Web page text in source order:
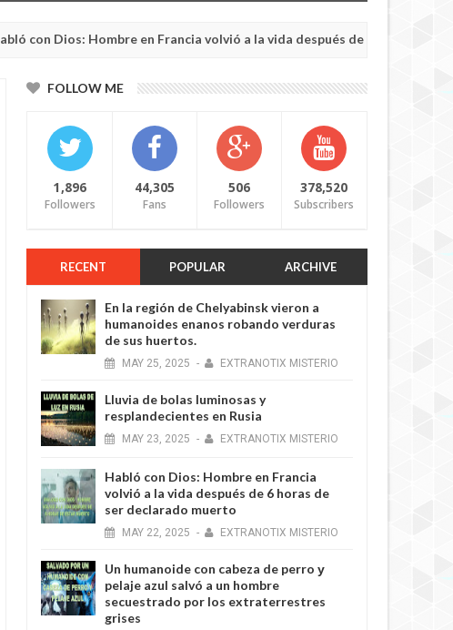
Dios: Hombre en Francia volvió a la vida después de 6 horas de ser
FOLLOW ME
1,896
Followers
44,305
Fans
506
Followers
378,520
Subscribers
RECENT POPULAR ARCHIVE
En la región de Chelyabinsk vieron a
humanoides enanos robando verduras
de sus huertos.
MAY 25, 2025 - EXTRANOTIX MISTERIO
Lluvia de bolas luminosas y
resplandecientes en Rusia
MAY 23, 2025 - EXTRANOTIX MISTERIO
Habló con Dios: Hombre en Francia
volvió a la vida después de 6 horas de
ser declarado muerto
MAY 22, 2025 - EXTRANOTIX MISTERIO
Un humanoide con cabeza de perro у
pelaje azul salvó a un hombre
secuestrado por los extraterrestres
grises